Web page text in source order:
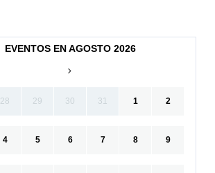
EVENTOS EN AGOSTO 2026
28 29 30 31 1 2
4 5 6 7 8 9